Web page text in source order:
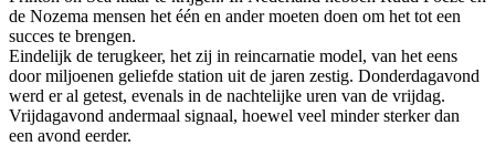
de Nozema mensen het één en ander moeten doen om het tot een
succes te brengen.
Eindelijk de terugkeer, het zij in reincarnatie model, van het eens
door miljoenen geliefde station uit de jaren zestig. Donderdagavond
werd er al getest, evenals in de nachtelijke uren van de vrijdag.
Vrijdagavond andermaal signaal, hoewel veel minder sterker dan
een avond eerder.